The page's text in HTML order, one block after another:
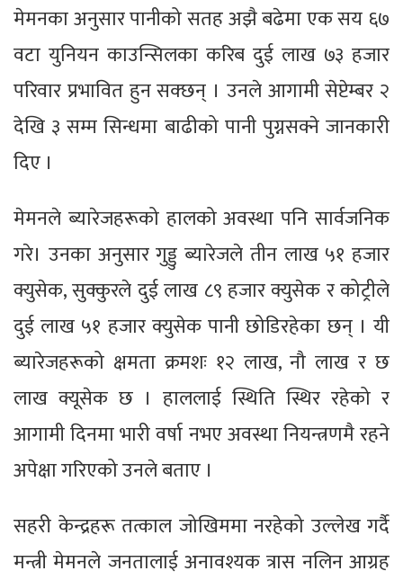
मेमनका अनुसार पानीको सतह अझै बढेमा एक सय ६७
वटा युनियन काउन्सिलका करिब दुई लाख ७३ हजार
परिवार प्रभावित हुन सक्छन् । उनले आगामी सेप्टेम्बर २
देखि ३ सम्म सिन्धमा बाढीको पानी पुग्नसक्ने जानकारी
दिए ।
मेमनले ब्यारेजहरूको हालको अवस्था पनि सार्वजनिक
गरे। उनका अनुसार गुड्डु ब्यारेजले तीन लाख ५१ हजार
क्युसेक, सुक्कुरले दुई लाख ८९ हजार क्युसेक र कोट्रीले
दुई लाख ५१ हजार क्युसेक पानी छोडिरहेका छन् । यी
ब्यारेजहरूको क्षमता क्रमशः १२ लाख, नौ लाख र छ
लाख क्यूसेक छ । हाललाई स्थिति स्थिर रहेको र
आगामी दिनमा भारी वर्षा नभए अवस्था नियन्त्रणमै रहने
अपेक्षा गरिएको उनले बताए ।
सहरी केन्द्रहरू तत्काल जोखिममा नरहेको उल्लेख गर्दै
मन्त्री मेमनले जनतालाई अनावश्यक त्रास नलिन आग्रह